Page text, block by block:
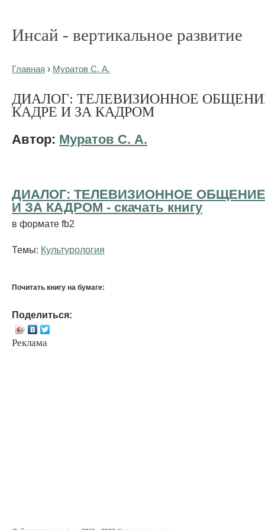
Инсай - вертикальное развитие
Главная › Муратов С. А.
ДИАЛОГ: ТЕЛЕВИЗИОННОЕ
КАДРЕ И ЗА КАДРОМ
Автор: Муратов С. А.
ДИАЛОГ: ТЕЛЕВИЗИОННОЕ
И ЗА КАДРОМ - cкачать книгу
в формате fb2
Темы: Культурология
Почитать книгу на бумаге:
Поделиться:
Реклама